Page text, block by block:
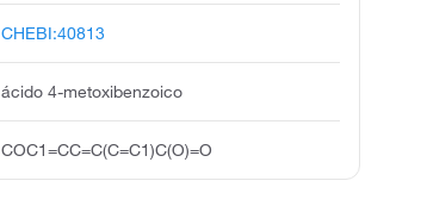
CHEBI:40813
ácido 4-metoxibenzoico
COC1=CC=C(C=C1)C(O)=O